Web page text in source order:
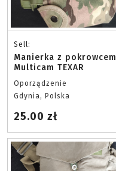
Sell:
Manierka z pokrowcem
Multicam TEXAR
Oporządzenie
Gdynia, Polska
25.00 zł